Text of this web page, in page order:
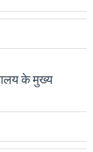
के मुख्य